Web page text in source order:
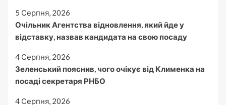
5 Серпня, 2026
Очільник Агентства відновлення, який йде у
відставку, назвав кандидата на свою посаду
4 Серпня, 2026
Зеленський пояснив, чого очікує від Клименка на
посаді секретаря РНБО
4 Серпня, 2026